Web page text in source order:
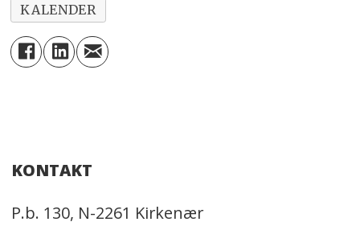
KALENDER
KONTAKT
P.b. 130, N-2261 Kirkenær